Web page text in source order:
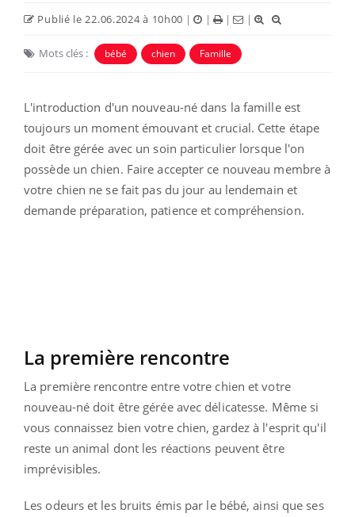
Publié le 22.06.2024 à 10h00 | | | |
Mots clés : bébé chien Famille
L'introduction d'un nouveau-né dans la famille est
toujours un moment émouvant et crucial. Cette étape
doit être gérée avec un soin particulier lorsque l'on
possède un chien. Faire accepter ce nouveau membre à
votre chien ne se fait pas du jour au lendemain et
demande préparation, patience et compréhension.
La première rencontre
La première rencontre entre votre chien et votre
nouveau-né doit être gérée avec délicatesse. Même si
vous connaissez bien votre chien, gardez à l'esprit qu'il
reste un animal dont les réactions peuvent être
imprévisibles.
Les odeurs et les bruits émis par le bébé, ainsi que ses